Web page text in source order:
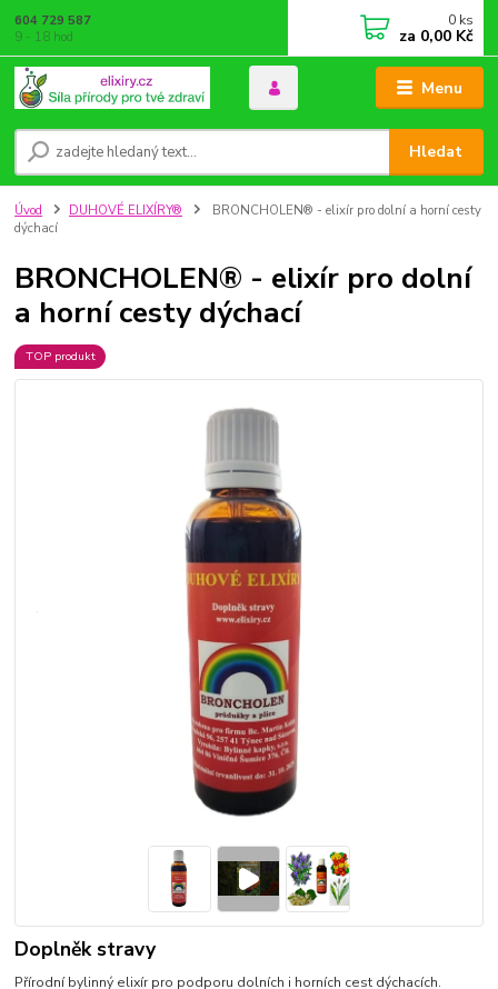
Menu
Hledat
604 729 587
9 - 18 hod
0 ks
za 0,00 Kč
Úvod DUHOVÉ ELIXÍRY®
BRONCHOLEN® - elixír pro dolní a horní cesty
dýchací
BRONCHOLEN® - elixír pro dolní
a horní cesty dýchací
TOP produkt
Doplněk stravy
Přírodní bylinný elixír pro podporu dolních i horních cest dýchacích.